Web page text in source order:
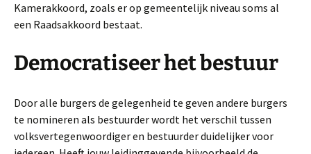
Kamerakkoord, zoals er op gemeentelijk niveau soms al
een Raadsakkoord bestaat.
Democratiseer het bestuur
Door alle burgers de gelegenheid te geven andere burgers
te nomineren als bestuurder wordt het verschil tussen
volksvertegenwoordiger en bestuurder duidelijker voor